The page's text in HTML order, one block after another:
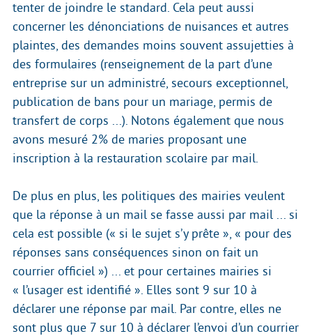
tenter de joindre le standard. Cela peut aussi
concerner les dénonciations de nuisances et autres
plaintes, des demandes moins souvent assujetties à
des formulaires (renseignement de la part d’une
entreprise sur un administré, secours exceptionnel,
publication de bans pour un mariage, permis de
transfert de corps ...). Notons également que nous
avons mesuré 2% de maries proposant une
inscription à la restauration scolaire par mail.
De plus en plus, les politiques des mairies veulent
que la réponse à un mail se fasse aussi par mail ... si
cela est possible (« si le sujet s’y prête », « pour des
réponses sans conséquences sinon on fait un
courrier officiel ») ... et pour certaines mairies si
« l’usager est identifié ». Elles sont 9 sur 10 à
déclarer une réponse par mail. Par contre, elles ne
sont plus que 7 sur 10 à déclarer l’envoi d’un courrier